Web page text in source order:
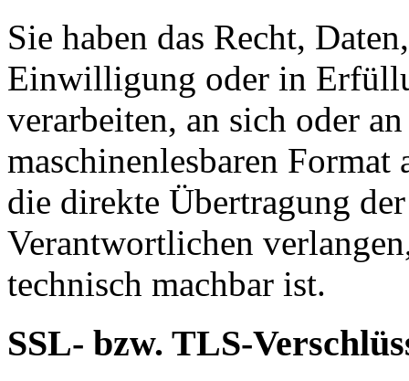
Sie haben das Recht,
Einwilligung oder in
verarbeiten, an sich oder
maschinenlesbaren Format
die direkte Übertragung
Verantwortlichen
technisch machbar ist.
SSL- bzw. TLS-